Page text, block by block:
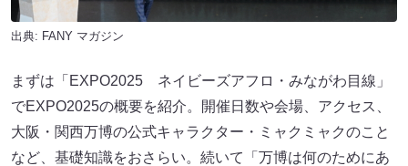
出典: FANY マガジン
まずは「EXPO2025 ネイビーズアフロ・みながわ目線」
でEXPO2025の概要を紹介。開催日数や会場、アクセス、
大阪・関西万博の公式キャラクター・ミャクミャクのこと
など、基礎知識をおさらい。続いて「万博は何のためにあ